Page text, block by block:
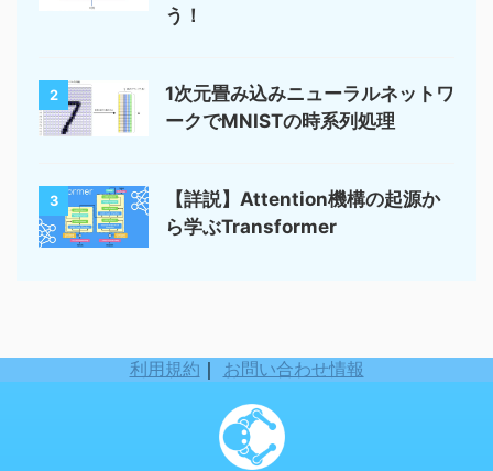
う！
2
1次元畳み込みニューラルネットワ
ークでMNISTの時系列処理
3
【詳説】Attention機構の起源か
ら学ぶTransformer
利用規約 ｜ お問い合わせ情報